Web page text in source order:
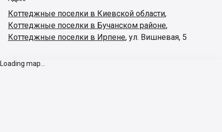
Коттеджные поселки в Киевской области,
Коттеджные поселки в Бучанском районе,
Коттеджные поселки в Ирпене, ул. Вишневая, 5
Loading map...